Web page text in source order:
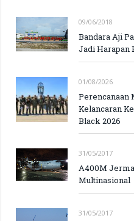
09/06/2018
Bandara Aji
Jadi Harapan
01/08/2026
Perencanaan
Kelancaran
Black 2026
31/05/2017
A400M
Multinasional
31/05/2017